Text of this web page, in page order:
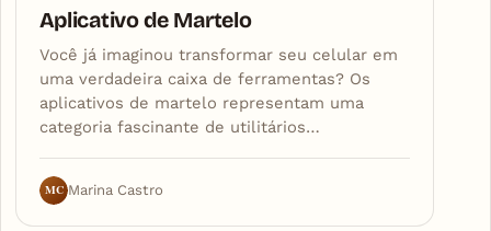
Aplicativo de Martelo
Você já imaginou transformar seu celular em
uma verdadeira caixa de ferramentas? Os
aplicativos de martelo representam uma
categoria fascinante de utilitários…
MC Marina Castro